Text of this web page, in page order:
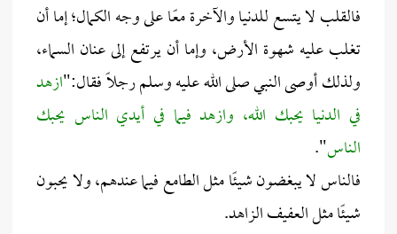
فالقلب لا يتسع للدنيا والآخرة معًا على وجه الكمال؛ إما أن
تغلب عليه شهوة الأرض، وإما أن يرتفع إلى عنان السماء،
ولذلك أوصى النبي صلى الله عليه وسلم رجلًا فقال:"ازهد
في الدنيا يحبك الله، وازهد فيما في أيدي الناس يحبك
الناس".
فالناس لا يبغضون شيئًا مثل الطامع فيما عندهم، ولا يحبون
شيئًا مثل العفيف الزاهد.